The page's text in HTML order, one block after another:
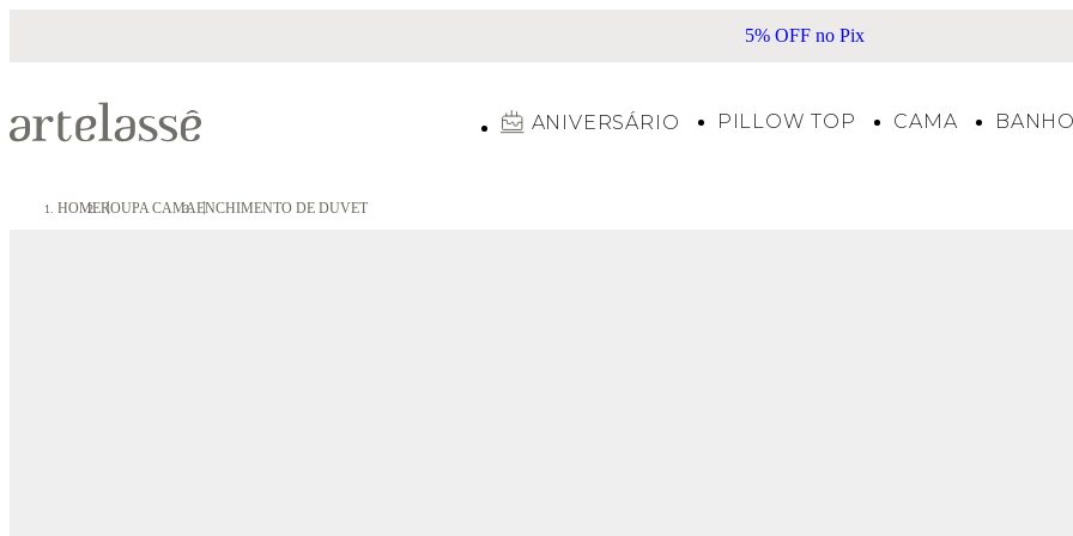
5% OFF no Pix
ANIVERSÁRIO PILLOW TOP CAMA BANHO
HOMEROUPA CAMAENCHIMENTO DE DUVET